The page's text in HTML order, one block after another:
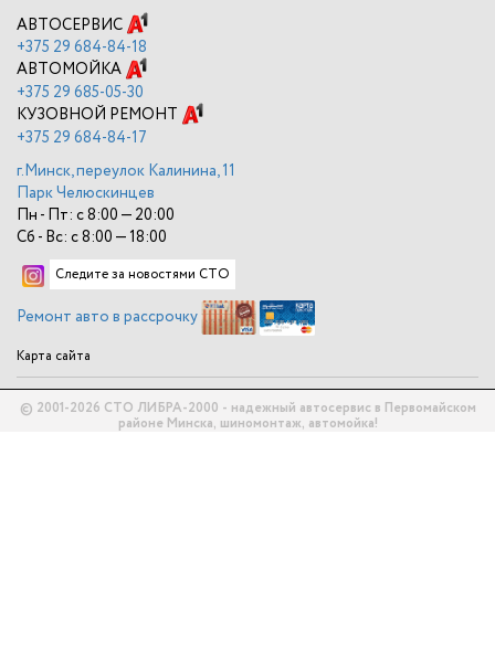
АВТОСЕРВИС
+375 29 684-84-18
АВТОМОЙКА
+375 29 685-05-30
КУЗОВНОЙ РЕМОНТ
+375 29 684-84-17
г.Минск, переулок Калинина, 11
Парк Челюскинцев
Пн - Пт: с 8:00 — 20:00
Сб - Вс: с 8:00 — 18:00
Следите за новостями СТО
Ремонт авто в рассрочку
Карта сайта
© 2001-2026 СТО ЛИБРА-2000 - надежный автосервис в Первомайском
районе Минска, шиномонтаж, автомойка!